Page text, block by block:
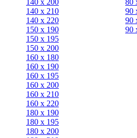
140 х 200
140 x 210
140 x 220
150 х 190
150 х 195
150 х 200
160 x 180
160 х 190
160 х 195
160 х 200
160 x 210
160 x 220
180 х 190
180 х 195
180 х 200
80
90
90
90